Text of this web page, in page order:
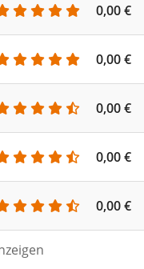
0,00 €
0,00 €
0,00 €
0,00 €
0,00 €